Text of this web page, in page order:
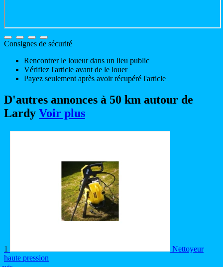
Consignes de sécurité
Rencontrer le loueur dans un lieu public
Vérifiez l'article avant de le louer
Payez seulement après avoir récupéré l'article
D'autres annonces à 50 km autour de
Lardy Voir plus
1
Nettoyeur
haute pression